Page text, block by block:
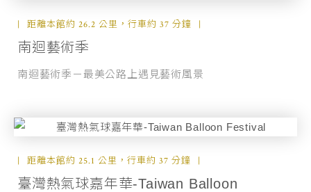
距離本館約 26.2 公里，行車約 37 分鐘
南迴藝術季
南迴藝術季－最美公路上遇見藝術風景
距離本館約 25.1 公里，行車約 37 分鐘
臺灣熱氣球嘉年華-Taiwan Balloon